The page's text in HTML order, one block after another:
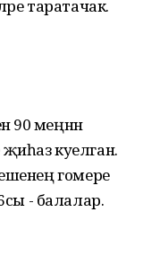
таратачак.
90 меңнән
җиһаз куелган.
гомере
- балалар.